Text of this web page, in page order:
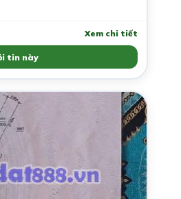
Xem chi tiết
tin này